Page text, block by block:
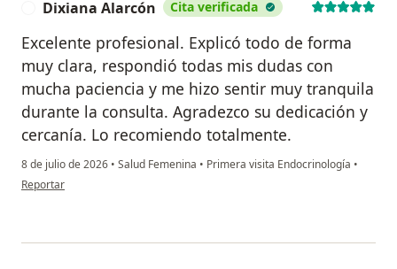
Dixiana Alarcón Cita verificada
Excelente profesional. Explicó todo de forma
muy clara, respondió todas mis dudas con
mucha paciencia y me hizo sentir muy tranquila
durante la consulta. Agradezco su dedicación y
cercanía. Lo recomiendo totalmente.
8 de julio de 2026 • Salud Femenina • Primera visita Endocrinología •
en opinión del usuario Dixiana Alarcón
Reportar